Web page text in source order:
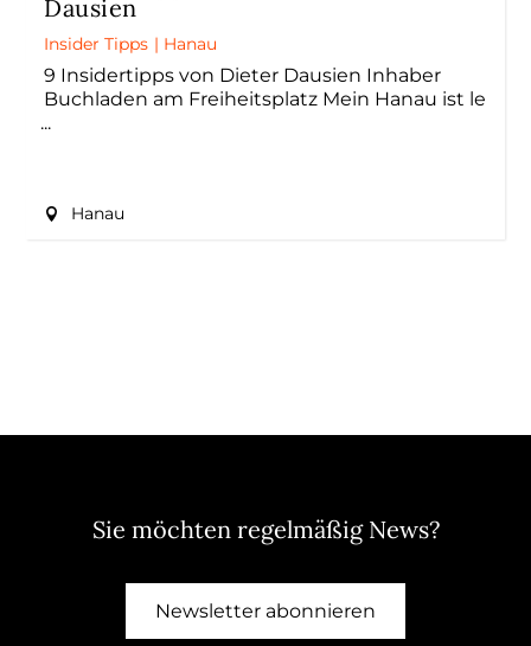
Dausien
Insider Tipps | Hanau
9 Insidertipps von Dieter Dausien Inhaber
Buchladen am Freiheitsplatz Mein Hanau ist le
Hanau
Sie möchten regelmäßig News?
Newsletter abonnieren